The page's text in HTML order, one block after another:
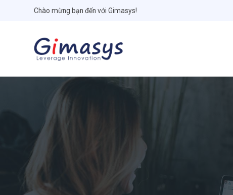
Chào mừng bạn đến với Gimasys!